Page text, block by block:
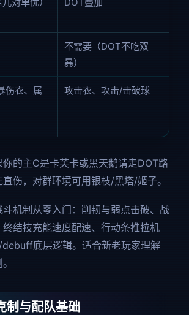
不需要（DOT不吃双
暴）
伤衣、属
攻击衣、攻击/击破球
你的主C是卡芙卡或黑天鹅请走DOT路
伤，对群环境可用银枝/黑塔/姬子。
机制从零入门：削韧与弱点击破、战
结技充能速度配速、行动条推拉机
底层逻辑。适合新老玩家理解
制与配队基础